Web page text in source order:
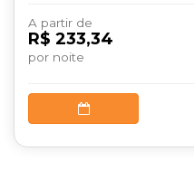
A partir de
R$ 233,34
por noite